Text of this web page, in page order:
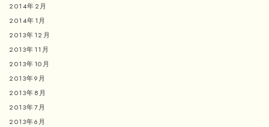
2014年2月
2014年1月
2013年12月
2013年11月
2013年10月
2013年9月
2013年8月
2013年7月
2013年6月